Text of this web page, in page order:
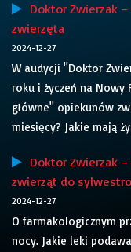
Doktor Zwierzak
zwierzęta
2024-12-27
W audycji "Doktor
roku i życzeń na Nowy
główne" opiekunów
miesięcy? Jakie mają
Doktor Zwierzak
zwierząt do
2024-12-27
O farmakologicznym
nocy. Jakie leki